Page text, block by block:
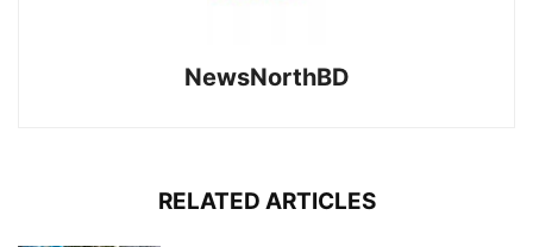
NewsNorthBD
RELATED ARTICLES